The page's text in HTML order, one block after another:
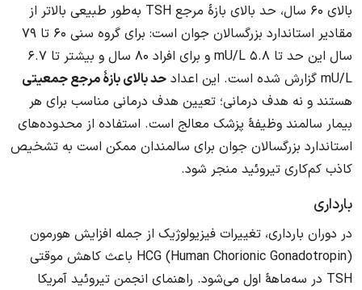
بالای ۶۰ سال، حد بالای بازهٔ مرجع TSH به‌طور طبیعی بالاتر از
مقادیر استاندارد بزرگسالان جوان است: برای گروه سنی ۶۰ تا ۷۹
سال این حد تا ۵.۸ mU/L و برای افراد ۸۰ سال و بیشتر تا ۶.۷
mU/L گزارش شده است. این اعداد
حد بالای بازهٔ مرجع جمعیتی
هستند و نه هدف درمانی؛ تعیین هدف درمانی مناسب برای هر
بیمار سالمند وظیفهٔ پزشک معالج است. استفاده از محدوده‌های
استاندارد بزرگسالان جوان برای سالمندان ممکن است به تشخیص
کاذب کم‌کاری تیروئید منجر شود.
بارداری
در دوران بارداری، تغییرات فیزیولوژیک از جمله افزایش هورمون
HCG (Human Chorionic Gonadotropin) باعث کاهش موقتی
TSH در سه‌ماههٔ اول می‌شود. راهنمای انجمن تیروئید آمریکا